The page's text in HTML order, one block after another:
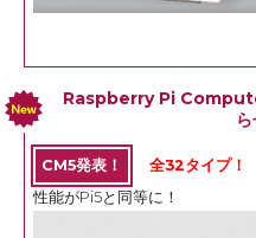
Raspberry Pi
CM5発表！
全32タイプ！
性能がPi5と同等に！